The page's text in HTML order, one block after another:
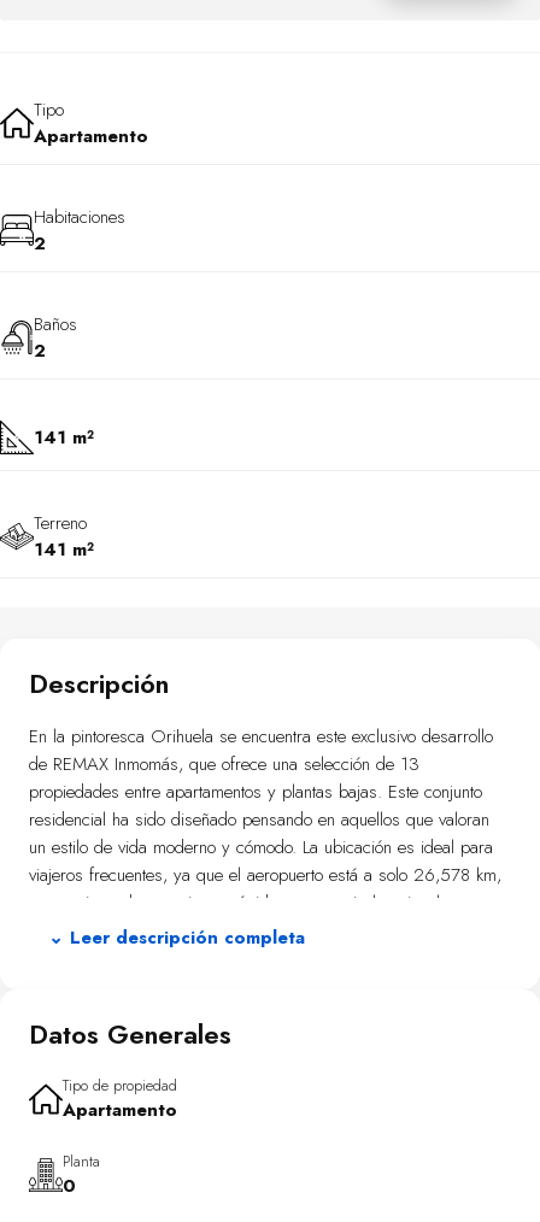
Tipo
Apartamento
Habitaciones
2
Baños
2
141 m²
Terreno
141 m²
Descripción
En la pintoresca Orihuela se encuentra este exclusivo desarrollo
de REMAX Inmomás, que ofrece una selección de 13
propiedades entre apartamentos y plantas bajas. Este conjunto
residencial ha sido diseñado pensando en aquellos que valoran
un estilo de vida moderno y cómodo. La ubicación es ideal para
viajeros frecuentes, ya que el aeropuerto está a solo 26,578 km,
proporcionando conexiones rápidas tanto a nivel nacional como
internacional.
privado perfecto para momentos al aire libre. Las terrazas amplias
que algunas viviendas ofrecen soláriums adicionales para disfrutar
del sol o cenas bajo las estrellas.
Cada vivienda está diseñada con atención al detalle para
garantizar confort y funcionalidad. Disponibles con dos o tres
⌄ Leer descripción completa
Datos Generales
Tipo de propiedad
Apartamento
Planta
0